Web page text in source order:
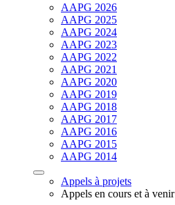
AAPG 2026
AAPG 2025
AAPG 2024
AAPG 2023
AAPG 2022
AAPG 2021
AAPG 2020
AAPG 2019
AAPG 2018
AAPG 2017
AAPG 2016
AAPG 2015
AAPG 2014
Appels à projets
Appels en cours et à venir